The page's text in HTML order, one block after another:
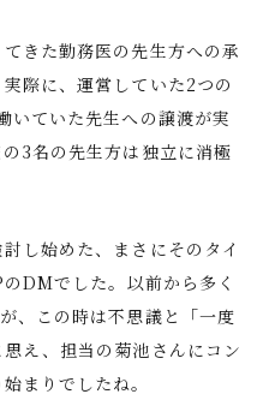
きた勤務医の先生方への承
際に、運営していた2つの
いていた先生への譲渡が実
3名の先生方は独立に消極
し始めた、まさにそのタイ
DMでした。以前から多く
、この時は不思議と「一度
え、担当の菊池さんにコン
まりでしたね。